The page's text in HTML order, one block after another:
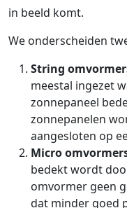
in beeld komt.
We onderscheiden
String
meestal ingezet
zonnepaneel
zonnepanelen
aangesloten op
Micro
bedekt wordt
omvormer geen
dat minder goed